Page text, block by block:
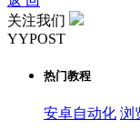
关注我们
YYPOST
热门教程
安卓自动化 浏